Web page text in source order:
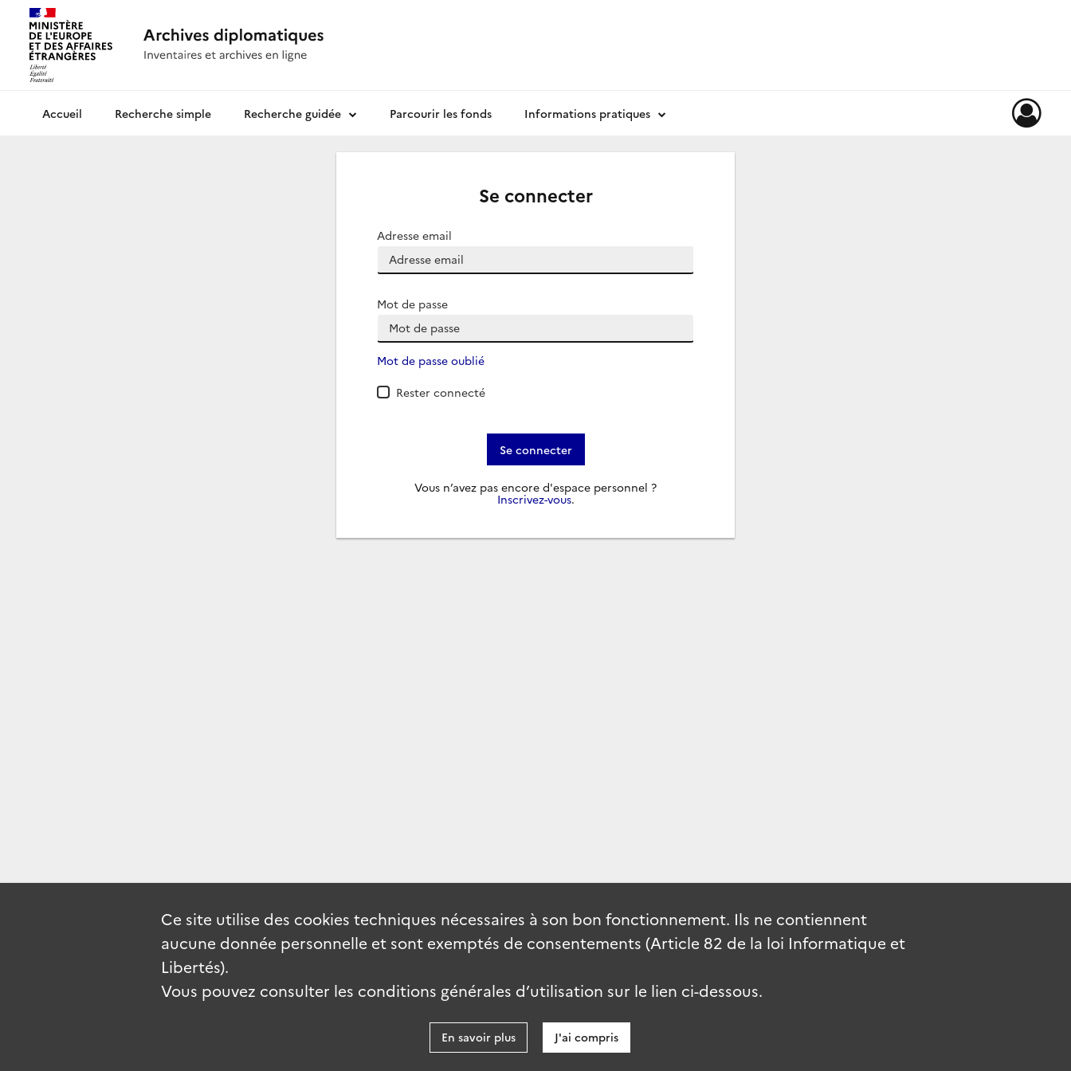
Archives diplomatiquesRecherche simple Recherche guidée Parcourir les fonds Informations pratiques
Se connecter
Adresse email
Mot de passe
Mot de passe oublié
Rester connecté
Se connecter
Vous n’avez pas encore d'espace personnel ?
Inscrivez-vous.
Ce site utilise des cookies techniques nécessaires à son bon fonctionnement. Ils ne contiennent
aucune donnée personnelle et sont exemptés de consentements (Article 82 de la loi Informatique et
Libertés).
Vous pouvez consulter les conditions générales d’utilisation sur le lien ci-dessous.
En savoir plus J'ai compris